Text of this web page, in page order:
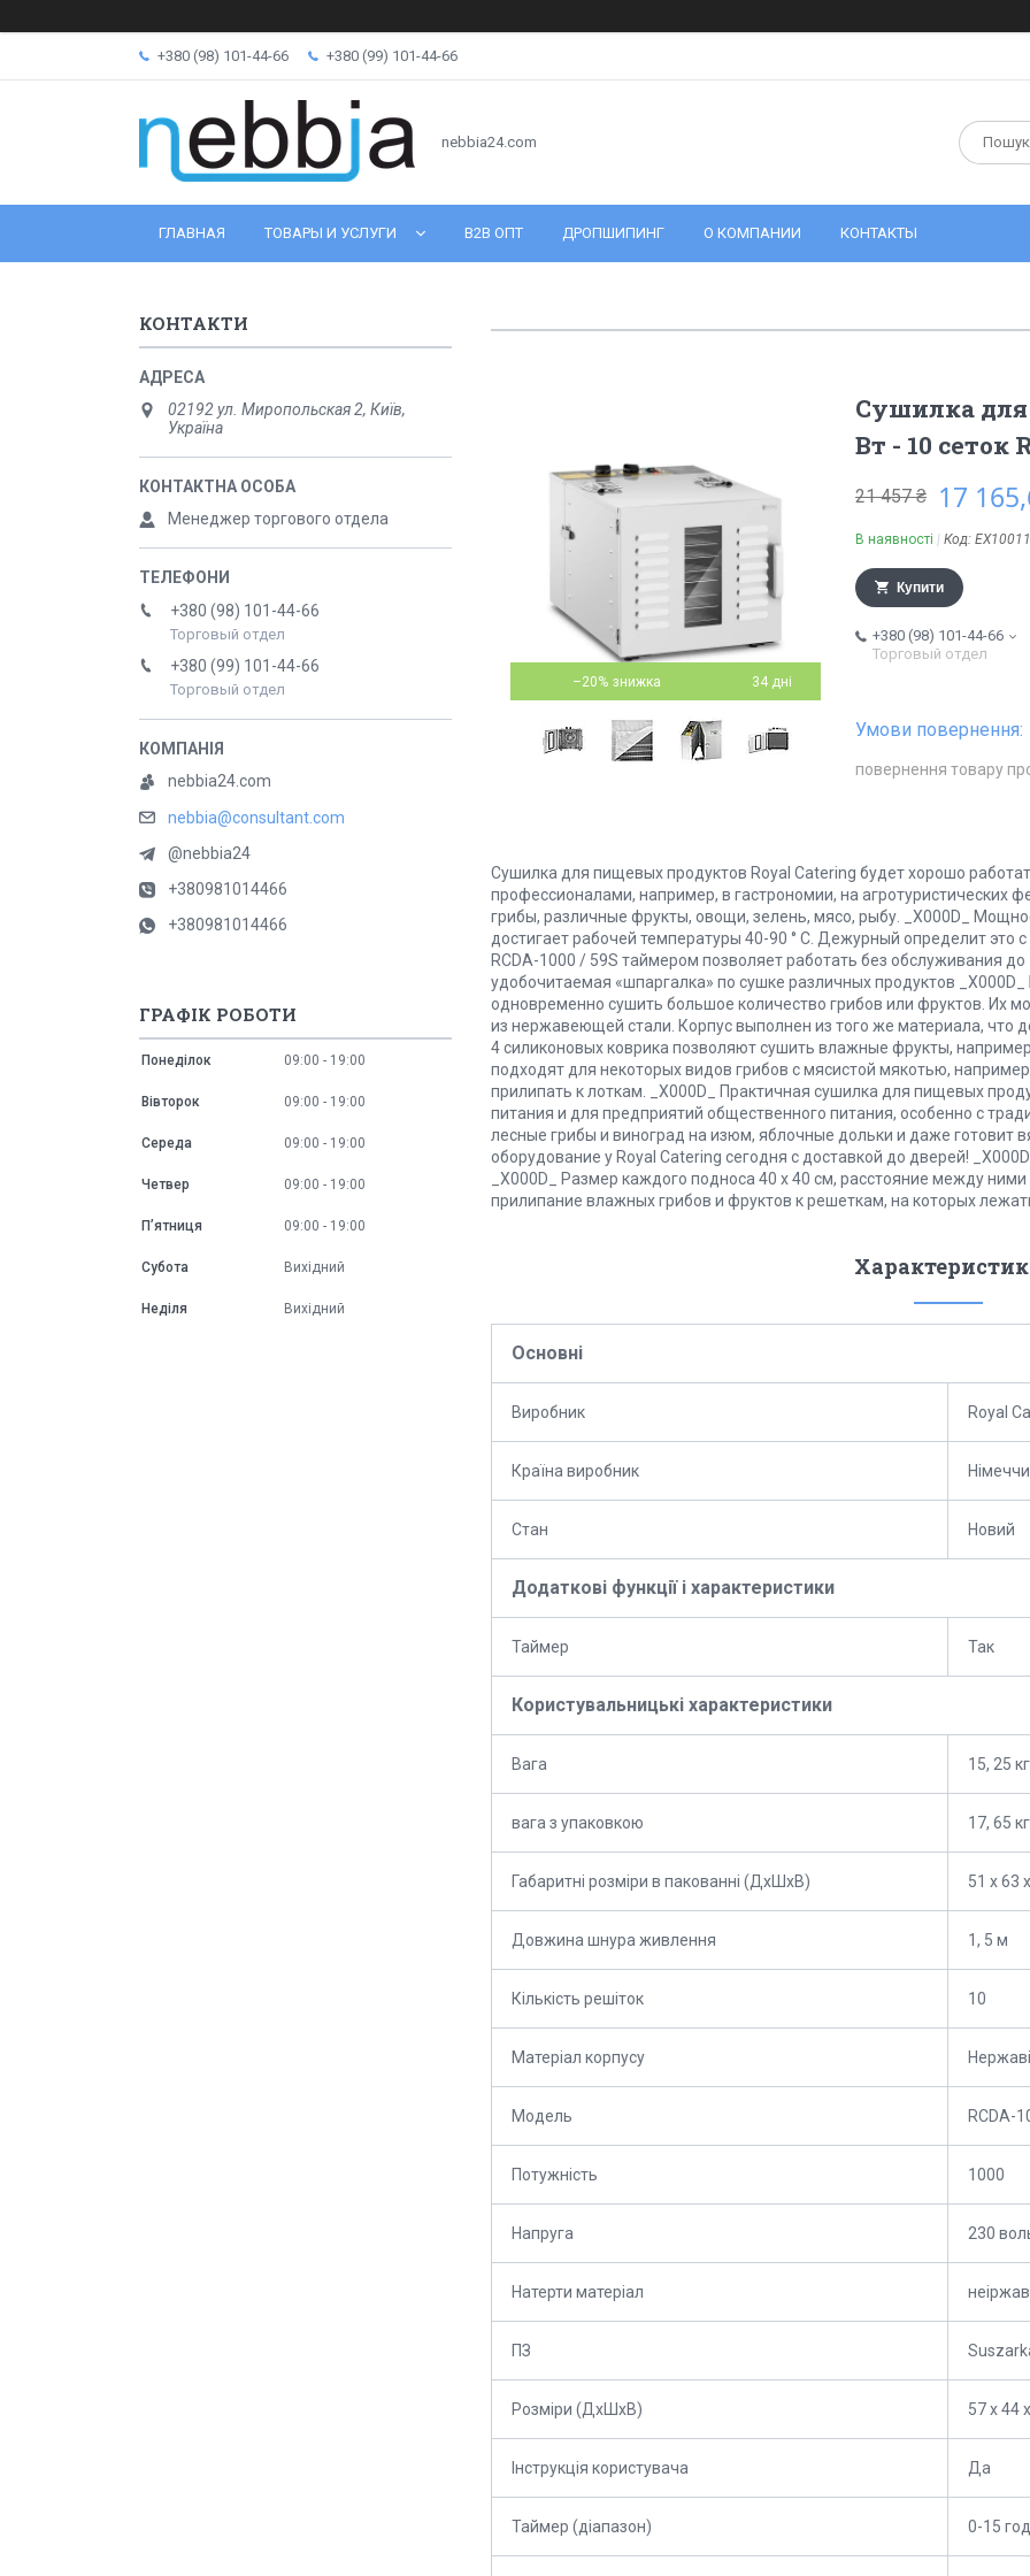
+380 (98) 101-44-66 +380 (99) 101-44-66
nebbia24.com
ГЛАВНАЯ ТОВАРЫ И УСЛУГИ B2B ОПТ ДРОПШИПИНГ О КОМПАНИИ КОНТАКТЫ
–20% 34 дні
Сушилка
Вт - 10 сеток
21 457 ₴ 17
В наявності Код:
Купити
+380 (98) 101-44-66
Торговый отдел
повернення товару
Сушилка для пищевых продуктов Royal Catering будет хорошо
профессионалами, например, в гастрономии, на агротуристических
грибы, различные фрукты, овощи, зелень, мясо, рыбу. _X000D_
достигает рабочей температуры 40-90 ° C. Дежурный определит
RCDA-1000 / 59S таймером позволяет работать без обслуживания
удобочитаемая «шпаргалка» по сушке различных продуктов
одновременно сушить большое количество грибов или фруктов. Их
из нержавеющей стали. Корпус выполнен из того же материала, что
4 силиконовых коврика позволяют сушить влажные фрукты,
подходят для некоторых видов грибов с мясистой мякотью,
прилипать к лоткам. _X000D_ Практичная сушилка для пищевых
питания и для предприятий общественного питания, особенно с
лесные грибы и виноград на изюм, яблочные дольки и даже готовит
оборудование у Royal Catering сегодня с доставкой до дверей!
_X000D_ Размер каждого подноса 40 x 40 см, расстояние между
прилипание влажных грибов и фруктов к решеткам, на которых
Основні
Виробник Royal
Країна виробник
Стан Новий
Додаткові функції і характеристики
Таймер Так
Користувальницькі характеристики
Вага 15, 25 кг
вага з упаковкою 17, 65 кг
Габаритні розміри в пакованні (ДхШхВ) 51 х 63
Довжина шнура живлення 1, 5 м
Кількість решіток 10
Матеріал корпусу
Мoдель RCDA-
Потужність 1000
Напруга 230
Натерти матеріал
ПЗ
Розміри (ДхШхВ) 57 х 44
Інструкція користувача Да
Таймер (діапазон) 0-15
КОНТАКТИ
02192 ул. Миропольская 2, Київ,
Україна
Менеджер торгового отдела
+380 (98) 101-44-66
Торговый отдел
+380 (99) 101-44-66
Торговый отдел
nebbia24.com
nebbia@consultant.com
@nebbia24
+380981014466
+380981014466
ГРАФІК РОБОТИ
Понеділок 09:00 19:00
Вівторок 09:00 19:00
Середа 09:00 19:00
Четвер 09:00 19:00
Пʼятниця 09:00 19:00
Субота Вихідний
Неділя Вихідний